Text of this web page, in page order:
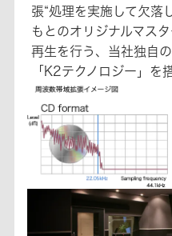
張“処理を実施して欠落
もとのオリジナルマス
再生を行う、当社独自
「K2テクノロジー」を